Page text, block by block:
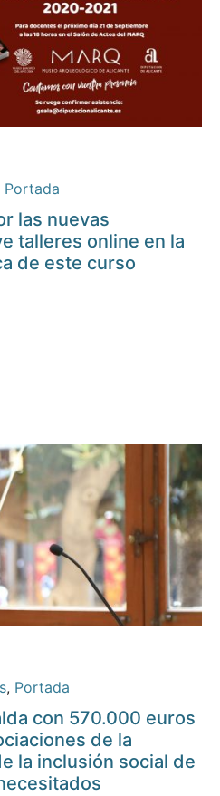
Portada
las nuevas
talleres online en la
de este curso
, Portada
con 570.000 euros
de la
la inclusión social de